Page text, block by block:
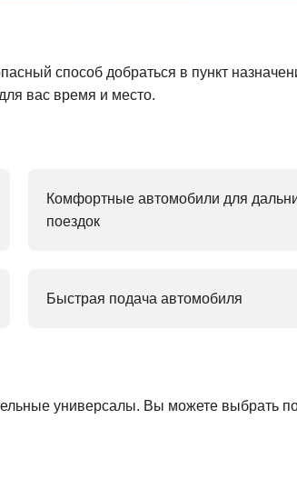
способ добраться в пункт
вас время и место.
Комфортные автомобили для
поездок
Быстрая подача автомобиля
универсалы. Вы можете выбрать